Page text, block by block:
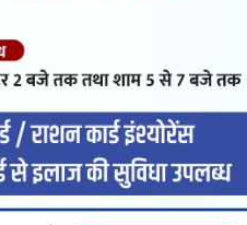
ने जांच शुरू कर दी है।